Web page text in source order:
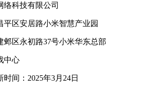
络科技有限公司
平区安居路小米智慧产业园
邺区永初路37号小米华东总部
中心
时间：2025年3月24日